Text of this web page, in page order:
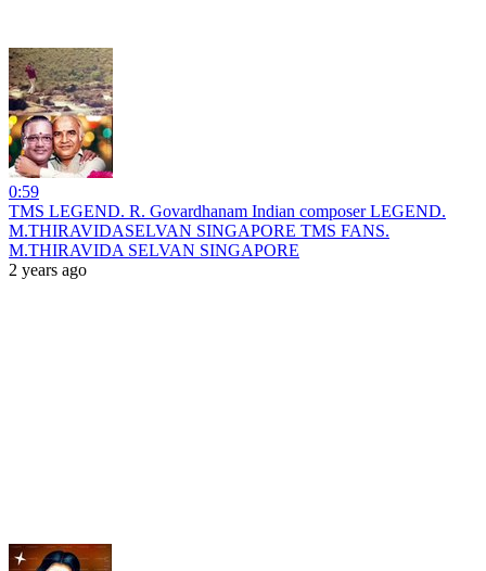
0:59
TMS LEGEND. R. Govardhanam Indian composer LEGEND.
M.THIRAVIDASELVAN SINGAPORE TMS FANS.
M.THIRAVIDA SELVAN SINGAPORE
2 years ago